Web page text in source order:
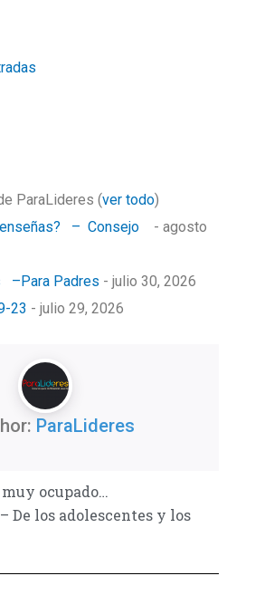
ParaLideres (ver todo)
enseñas? – Consejo
- agosto
–Para Padres - julio 30, 2026
23 - julio 29, 2026
ParaLideres
ocupado…
De los adolescentes y los